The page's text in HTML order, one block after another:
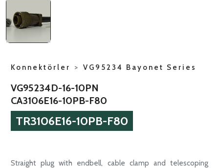
Konnektörler > VG95234 Bayonet Series
VG95234D-16-10PN
CA3106E16-10PB-F80
TR3106E16-10PB-F80
Straight plug with endbell, cable clamp and telescoping